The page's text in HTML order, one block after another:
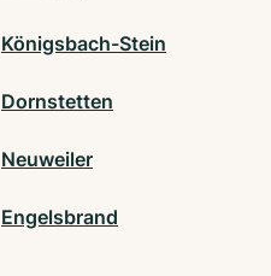
Königsbach-Stein
Dornstetten
Neuweiler
Engelsbrand